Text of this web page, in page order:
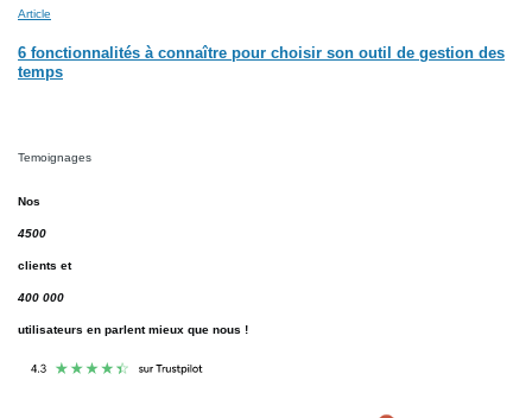
Article
6 fonctionnalités à connaître pour choisir son outil de gestion des
temps
Temoignages
Nos
4500
clients et
400 000
utilisateurs en parlent mieux que nous !